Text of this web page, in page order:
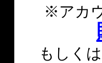
※アカ
もしくは